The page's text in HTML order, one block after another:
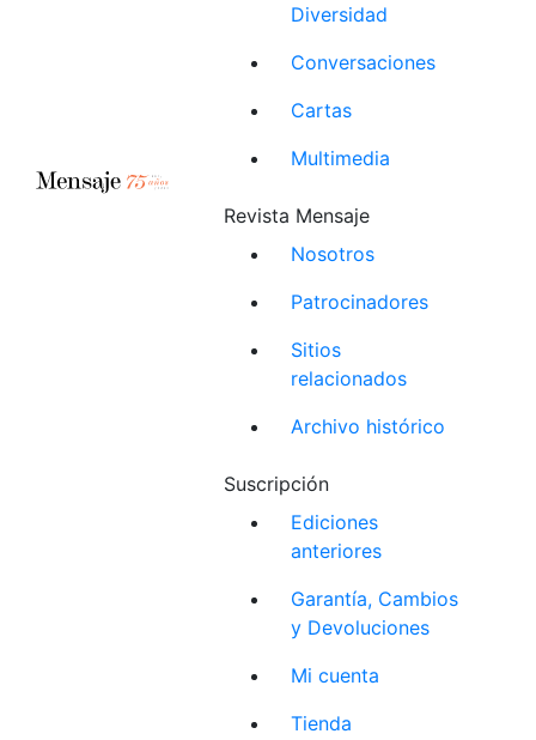
Diversidad
Conversaciones
Cartas
Multimedia
Revista Mensaje
Nosotros
Patrocinadores
Sitios
relacionados
Archivo histórico
Suscripción
Ediciones
anteriores
Garantía, Cambios
y Devoluciones
Mi cuenta
Tienda